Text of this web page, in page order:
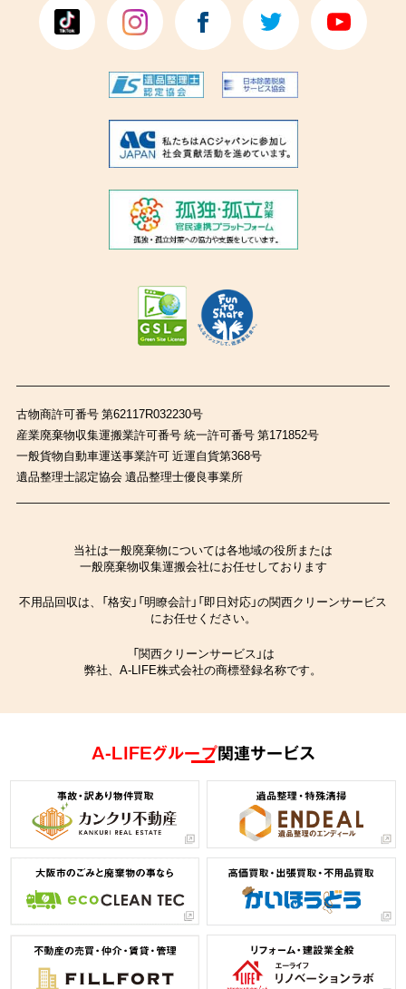
古物商許可番号 第62117R032230号
産業廃棄物収集運搬業許可番号 統一許可番号 第171852号
一般貨物自動車運送事業許可 近運自貨第368号
遺品整理士認定協会 遺品整理士優良事業所
当社は一般廃棄物については各地域の役所または
一般廃棄物収集運搬会社にお任せしております
不用品回収は、「格安」「明瞭会計」「即日対応」の関西クリーンサービス
にお任せください。
「関西クリーンサービス」は
弊社、A-LIFE株式会社の商標登録名称です。
A-LIFEグループ関連サービス